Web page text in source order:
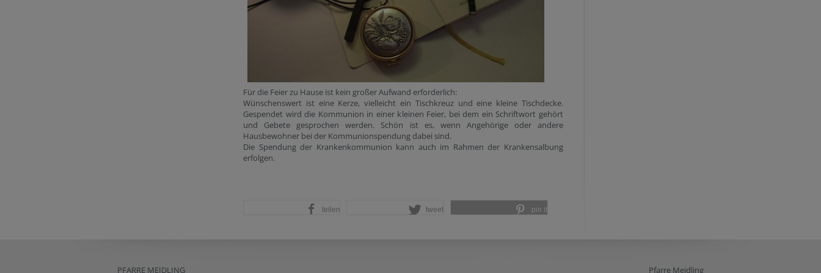
Für die Feier zu Hause ist kein großer Aufwand erforderlich:
Wünschenswert ist eine Kerze, vielleicht ein Tischkreuz und eine kleine Tischdecke.
Gespendet wird die Kommunion in einer kleinen Feier, bei dem ein Schriftwort gehört
und Gebete gesprochen werden. Schön ist es, wenn Angehörige oder andere
Hausbewohner bei der Kommunionspendung dabei sind.
Die Spendung der Krankenkommunion kann auch im Rahmen der Krankensalbung
erfolgen.
teilen tweet pin it
PFARRE MEIDLING Pfarre Meidling